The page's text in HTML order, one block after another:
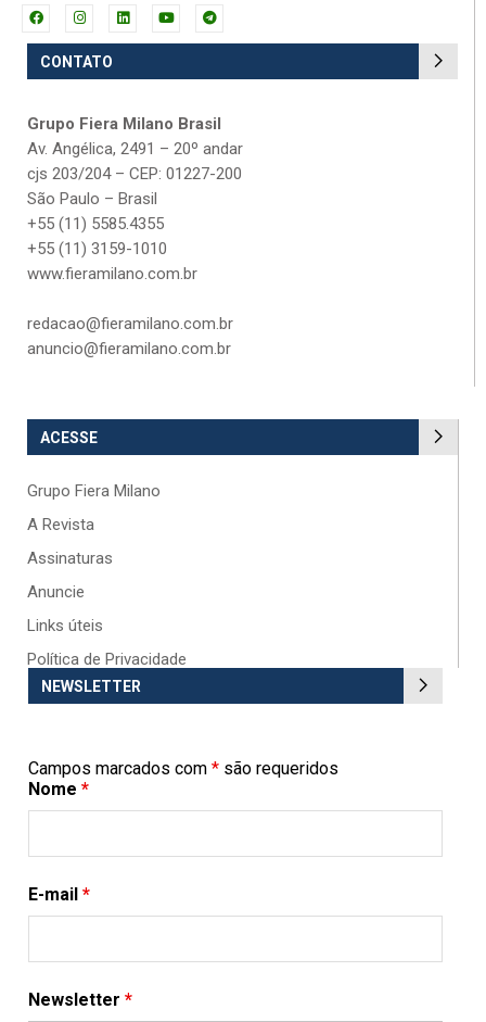
CONTATO
Grupo Fiera Milano Brasil
Av. Angélica, 2491 – 20º andar
cjs 203/204 – CEP: 01227-200
São Paulo – Brasil
+55 (11) 5585.4355
+55 (11) 3159-1010
www.fieramilano.com.br
redacao@fieramilano.com.br
anuncio@fieramilano.com.br
ACESSE
Grupo Fiera Milano
A Revista
Assinaturas
Anuncie
Links úteis
Política de Privacidade
NEWSLETTER
Campos marcados com * são requeridos
Nome *
E-mail *
Newsletter *